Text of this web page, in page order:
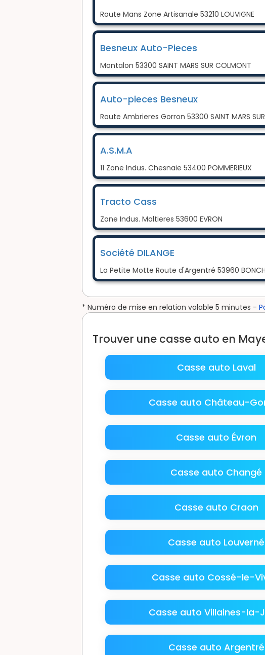
Route Mans Zone Artisanale 53210 LOUVIGNE
Besneux Auto-Pieces
Montalon 53300 SAINT MARS SUR COLMONT
Auto-pieces Besneux
Route Ambrieres Gorron 53300 SAINT MARS
A.S.M.A
11 Zone Indus. Chesnaie 53400 POMMERIEUX
Tracto Cass
Zone Indus. Maltieres 53600 EVRON
Société DILANGE
La Petite Motte Route d'Argentré 53960
* Numéro de mise en relation valable 5 minutes -
Trouver une casse auto en
Casse auto Laval
Casse auto Château-
Casse auto Évron
Casse auto Changé
Casse auto Craon
Casse auto Louverné
Casse auto Cossé-le-
Casse auto Villaines-la-
Casse auto Argentré